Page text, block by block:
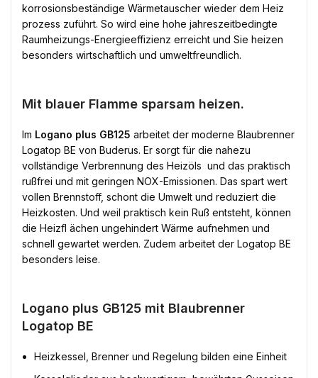
korrosionsbeständige Wärmetauscher wieder dem Heiz
prozess zuführt. So wird eine hohe jahreszeitbedingte
Raumheizungs-Energieeffizienz erreicht und Sie heizen
besonders wirtschaftlich und umweltfreundlich.
Mit blauer Flamme sparsam heizen.
Im Logano plus GB125 arbeitet der moderne Blaubrenner
Logatop BE von Buderus. Er sorgt für die nahezu
vollständige Verbrennung des Heizöls  und das praktisch
rußfrei und mit geringen NOX-Emissionen. Das spart wert
vollen Brennstoff, schont die Umwelt und reduziert die
Heizkosten. Und weil praktisch kein Ruß entsteht, können
die Heizfl ächen ungehindert Wärme aufnehmen und
schnell gewartet werden. Zudem arbeitet der Logatop BE
besonders leise.
Logano plus GB125 mit Blaubrenner
Logatop BE
Heizkessel, Brenner und Regelung bilden eine Einheit